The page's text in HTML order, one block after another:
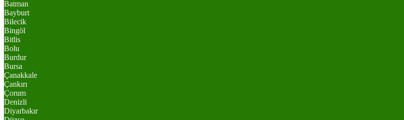
Batman
Bayburt
Bilecik
Bingöl
Bitlis
Bolu
Burdur
Bursa
Çanakkale
Çankırı
Çorum
Denizli
Diyarbakır